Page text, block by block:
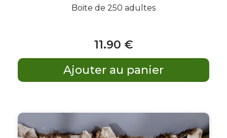
Boite de 250 adultes
11.90 €